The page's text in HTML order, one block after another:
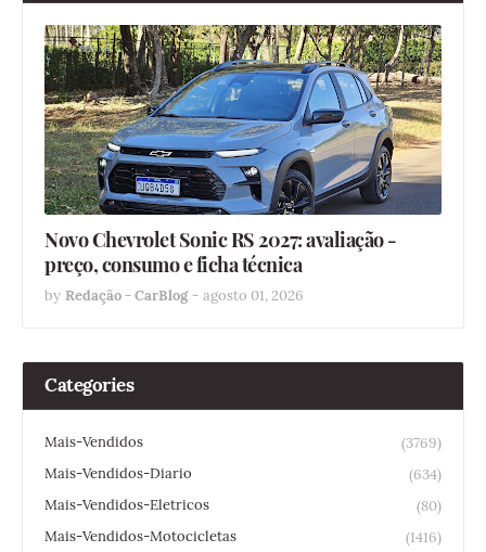
Novo Chevrolet Sonic RS 2027: avaliação -
preço, consumo e ficha técnica
by Redação - CarBlog - agosto 01, 2026
Categories
Mais-Vendidos
(3769)
Mais-Vendidos-Diario
(634)
Mais-Vendidos-Eletricos
(80)
Mais-Vendidos-Motocicletas
(1416)